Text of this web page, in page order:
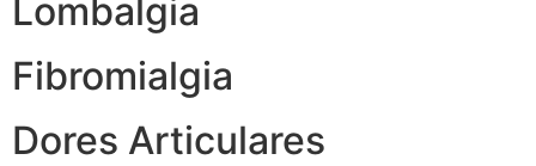
Lombalgia
Fibromialgia
Dores Articulares